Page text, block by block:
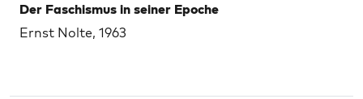
Der Faschismus in seiner Epoche
Ernst Nolte, 1963